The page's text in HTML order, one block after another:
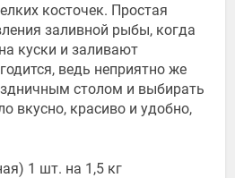
косточек. Простая
заливной рыбы, когда
куски и заливают
ведь неприятно же
столом и выбирать
вкусно, красиво и удобно,
1 шт. на 1,5 кг